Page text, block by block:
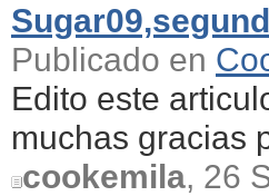
Publicado en
Edito este
muchas gracias
cookemila, 26